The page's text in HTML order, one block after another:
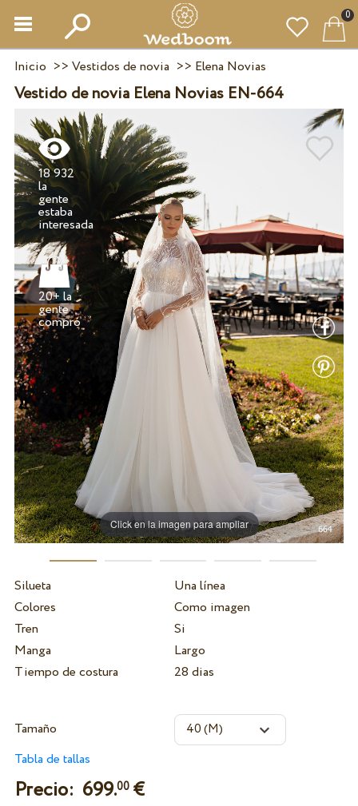
0
Inicio >> Vestidos de novia >> Elena Novias
Vestido de novia Elena Novias EN-664
Click en la imagen para ampliar
18 932
la
gente
estaba
20+ la
gente
compró
Silueta
Una línea
Colores
Como imagen
Tren
Si
Manga
Largo
Tiempo de costura
28 dias
Tamaño
Tabla de tallas
Precio: 699.00€